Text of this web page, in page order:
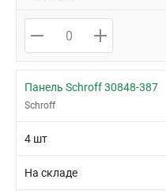
Панель Schroff 30848-387
Schroff
4 шт
На складе